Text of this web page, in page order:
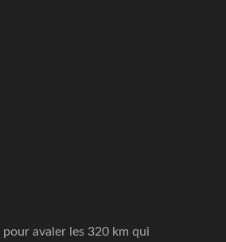
avaler les 320 km qui